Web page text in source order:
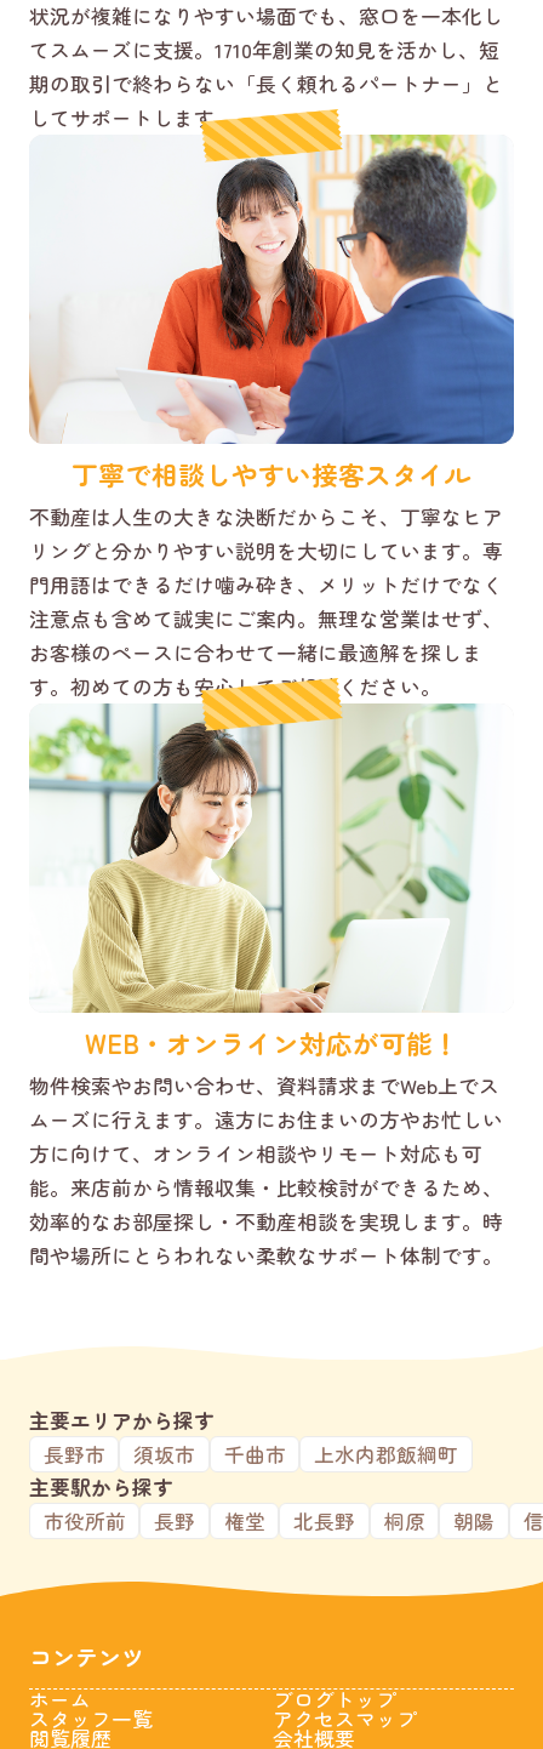
状況が複雑になりやすい場面でも、窓口を一本化し
てスムーズに支援。1710年創業の知見を活かし、短
期の取引で終わらない「長く頼れるパートナー」と
してサポートします。
丁寧で相談しやすい接客スタイル
不動産は人生の大きな決断だからこそ、丁寧なヒア
リングと分かりやすい説明を大切にしています。専
門用語はできるだけ噛み砕き、メリットだけでなく
注意点も含めて誠実にご案内。無理な営業はせず、
お客様のペースに合わせて一緒に最適解を探しま
す。初めての方も安心してご相談ください。
WEB・オンライン対応が可能！
物件検索やお問い合わせ、資料請求までWeb上でス
ムーズに行えます。遠方にお住まいの方やお忙しい
方に向けて、オンライン相談やリモート対応も可
能。来店前から情報収集・比較検討ができるため、
効率的なお部屋探し・不動産相談を実現します。時
間や場所にとらわれない柔軟なサポート体制です。
主要エリアから探す
長野市
須坂市 千曲市
上水内郡飯綱町
主要駅から探す
市役所前
長野 権堂 北長野 桐原 朝陽
コンテンツ
ホーム
スタッフ一覧
閲覧履歴
ブログトップ
アクセスマップ
会社概要